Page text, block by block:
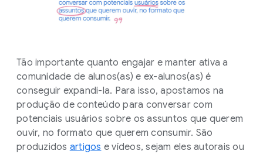
Tão importante quanto engajar e manter ativa a
comunidade de alunos(as) e ex-alunos(as) é
conseguir expandi-la. Para isso, apostamos na
produção de conteúdo para conversar com
potenciais usuários sobre os assuntos que querem
ouvir, no formato que querem consumir. São
produzidos artigos e vídeos, sejam eles autorais ou